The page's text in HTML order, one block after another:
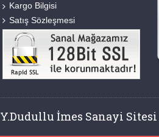
Kargo Bilgisi
Satış Sözleşmesi
Y.Dudullu İmes Sanayi Sitesi